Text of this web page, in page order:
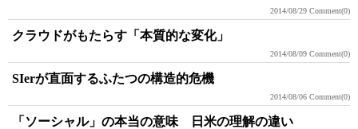
2014/08/29 Comment(0)
クラウドがもたらす「本質的な変化」
2014/08/09 Comment(0)
SIerが直面するふたつの構造的危機
2014/08/06 Comment(0)
「ソーシャル」の本当の意味 日米の理解の違い